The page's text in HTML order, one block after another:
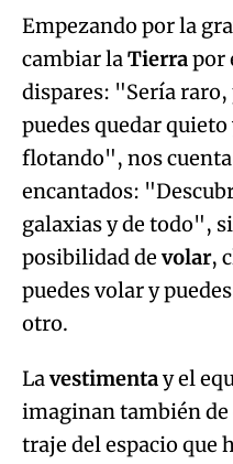
Empezando por la
cambiar laTierrapor
dispares: "Sería raro,
puedes quedar
flotando", nos
encantados:
galaxias y de todo",
posibilidad devolar,
puedes volar y
otro.
Lavestimentay el
imaginan también
traje del espacio que